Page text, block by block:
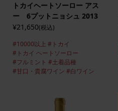
トカイヘートソーロー アス
ー 6プットニョシュ 2013
¥21,650(税込)
#10000以上 #トカイ
#トカイ ヘートソーロー
#フルミント #土着品種
#甘口・貴腐ワイン #白ワイン